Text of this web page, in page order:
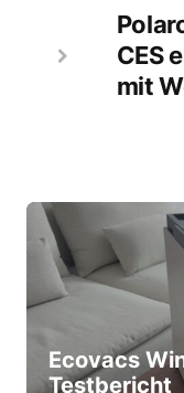
CES
mit
Ecovacs
Testbericht